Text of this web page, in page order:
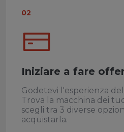
02
Iniziare a fare
Godetevi l'esperienza
Trova la macchina dei
scegli tra 3 diverse
acquistarla.